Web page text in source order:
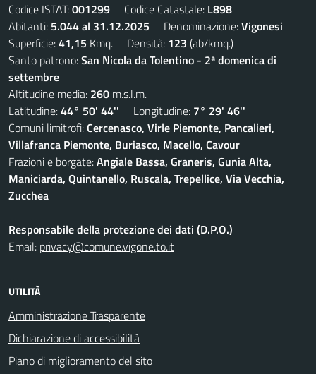
Codice ISTAT:001299 Codice Catastale: L898
Abitanti: 5.044 al 31.12.2025 Denominazione:Vigonesi
Superficie:41,15 Kmq. Densità: 123 (ab/kmq.)
Santo patrono:San Nicola da Tolentino - 2ª domenica di
settembre
Altitudine media: 260 m.s.l.m.
Latitudine:44° 50' 44'' Longitudine: 7° 29' 46''
Comuni limitrofi:Cercenasco, Virle Piemonte, Pancalieri,
Villafranca Piemonte, Buriasco, Macello, Cavour
Frazioni e borgate:Angiale Bassa, Graneris, Gunia Alta,
Maniciarda, Quintanello, Ruscala, Trepellice, Via Vecchia,
Zucchea
Responsabile della protezione dei dati (D.P.O.)
Email: privacy@comune.vigone.to.it
UTILITÀ
Amministrazione Trasparente
Dichiarazione di accessibilità
Piano di miglioramento del sito